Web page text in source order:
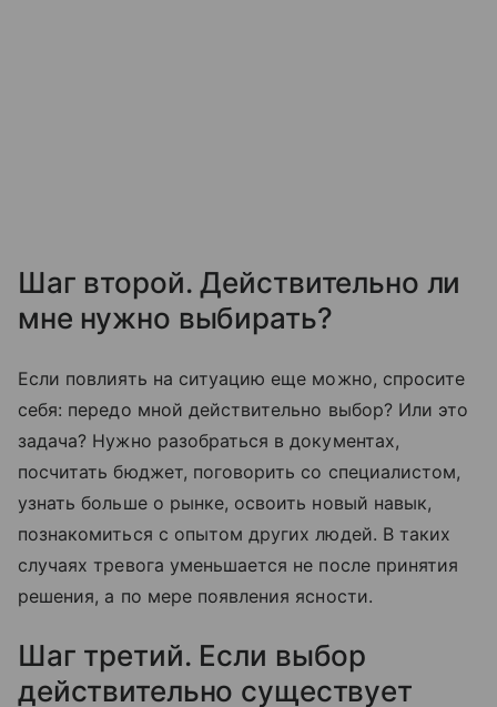
Шаг второй. Действительно ли
мне нужно выбирать?
Если повлиять на ситуацию еще можно, спросите
себя: передо мной действительно выбор? Или это
задача? Нужно разобраться в документах,
посчитать бюджет, поговорить со специалистом,
узнать больше о рынке, освоить новый навык,
познакомиться с опытом других людей. В таких
случаях тревога уменьшается не после принятия
решения, а по мере появления ясности.
Шаг третий. Если выбор
действительно существует